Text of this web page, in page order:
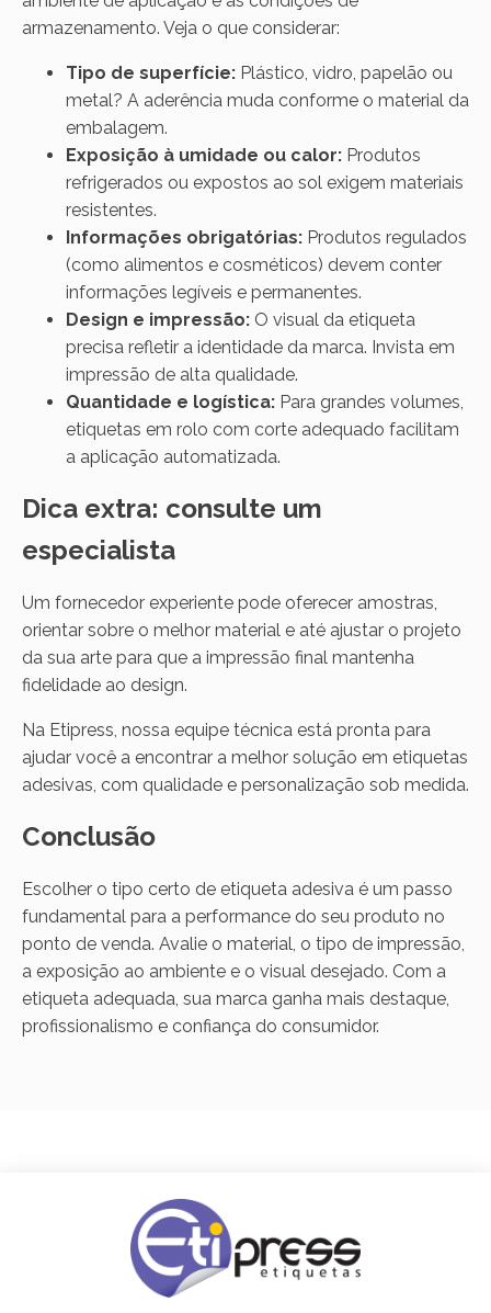
armazenamento. Veja o que considerar:
Tipo de superfície: Plástico, vidro, papelão ou
metal? A aderência muda conforme o material da
embalagem.
Exposição à umidade ou calor: Produtos
refrigerados ou expostos ao sol exigem materiais
resistentes.
Informações obrigatórias: Produtos regulados
(como alimentos e cosméticos) devem conter
informações legíveis e permanentes.
Design e impressão: O visual da etiqueta
precisa refletir a identidade da marca. Invista em
impressão de alta qualidade.
Quantidade e logística: Para grandes volumes,
etiquetas em rolo com corte adequado facilitam
a aplicação automatizada.
Dica extra: consulte um
especialista
Um fornecedor experiente pode oferecer amostras,
orientar sobre o melhor material e até ajustar o projeto
da sua arte para que a impressão final mantenha
fidelidade ao design.
Na Etipress, nossa equipe técnica está pronta para
ajudar você a encontrar a melhor solução em etiquetas
adesivas, com qualidade e personalização sob medida.
Conclusão
Escolher o tipo certo de etiqueta adesiva é um passo
fundamental para a performance do seu produto no
ponto de venda. Avalie o material, o tipo de impressão,
a exposição ao ambiente e o visual desejado. Com a
etiqueta adequada, sua marca ganha mais destaque,
profissionalismo e confiança do consumidor.